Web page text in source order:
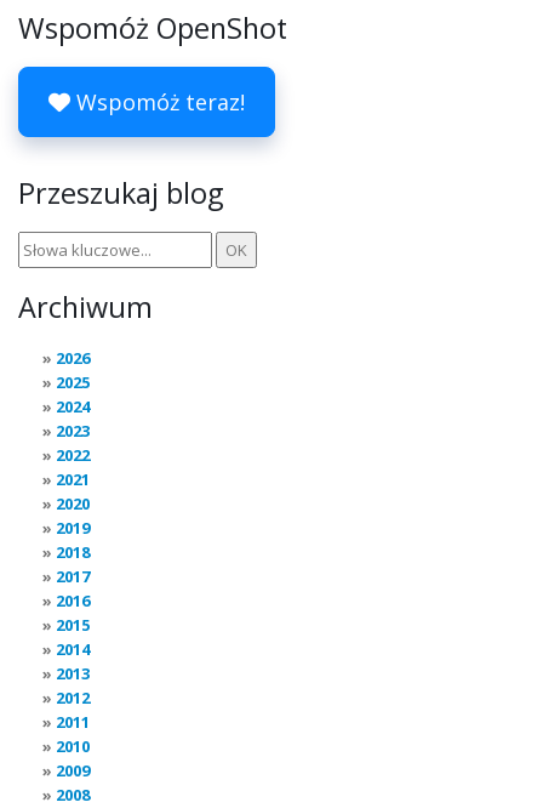
Wspomóż OpenShot
Wspomóż teraz!
Przeszukaj blog
Archiwum
2026
2025
2024
2023
2022
2021
2020
2019
2018
2017
2016
2015
2014
2013
2012
2011
2010
2009
2008